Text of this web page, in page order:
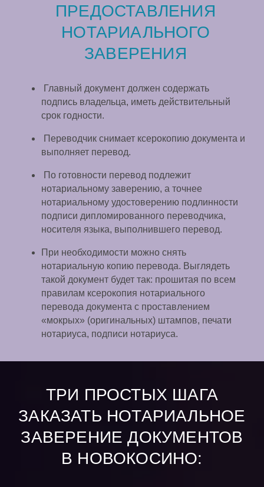
ПРЕДОСТАВЛЕНИЯ
НОТАРИАЛЬНОГО
ЗАВЕРЕНИЯ
Главный документ должен содержать
подпись владельца, иметь действительный
срок годности.
Переводчик снимает ксерокопию документа и
выполняет перевод.
По готовности перевод подлежит
нотариальному заверению, а точнее
нотариальному удостоверению подлинности
подписи дипломированного переводчика,
носителя языка, выполнившего перевод.
При необходимости можно снять
нотариальную копию перевода. Выглядеть
такой документ будет так: прошитая по всем
правилам ксерокопия нотариального
перевода документа с проставлением
«мокрых» (оригинальных) штампов, печати
нотариуса, подписи нотариуса.
ТРИ ПРОСТЫХ ШАГА
ЗАКАЗАТЬ НОТАРИАЛЬНОЕ
ЗАВЕРЕНИЕ ДОКУМЕНТОВ
В НОВОКОСИНО: